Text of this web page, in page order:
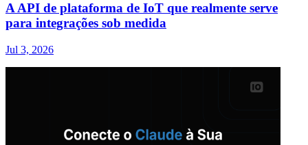
A API de plataforma de IoT que realmente serve
para integrações sob medida
Jul 3, 2026